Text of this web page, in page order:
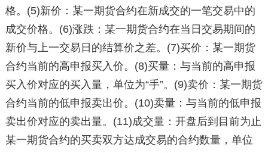
格。(5)新价：某一期货合约在新成交的一笔交易中的
成交价格。(6)涨跌：某一期货合约在当日交易期间的
新价与上一交易日的结算价之差。(7)买价：某一期货
合约当前的高申报买入价。(8)买量：与当前的高申报
买入价对应的买入量，单位为“手”。(9)卖价：某一期货
合约当前的低申报卖出价。(10)卖量：与当前的低申报
卖出价对应的卖出量。(11)成交量：开盘后到目前为止
某一期货合约的买卖双方达成交易的合约数量，单位